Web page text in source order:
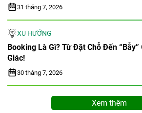
31 tháng 7, 2026
XU HƯỚNG
Booking Là Gì? Từ Đặt Chỗ Đến “bẫy”
Giác!
30 tháng 7, 2026
Xem thêm